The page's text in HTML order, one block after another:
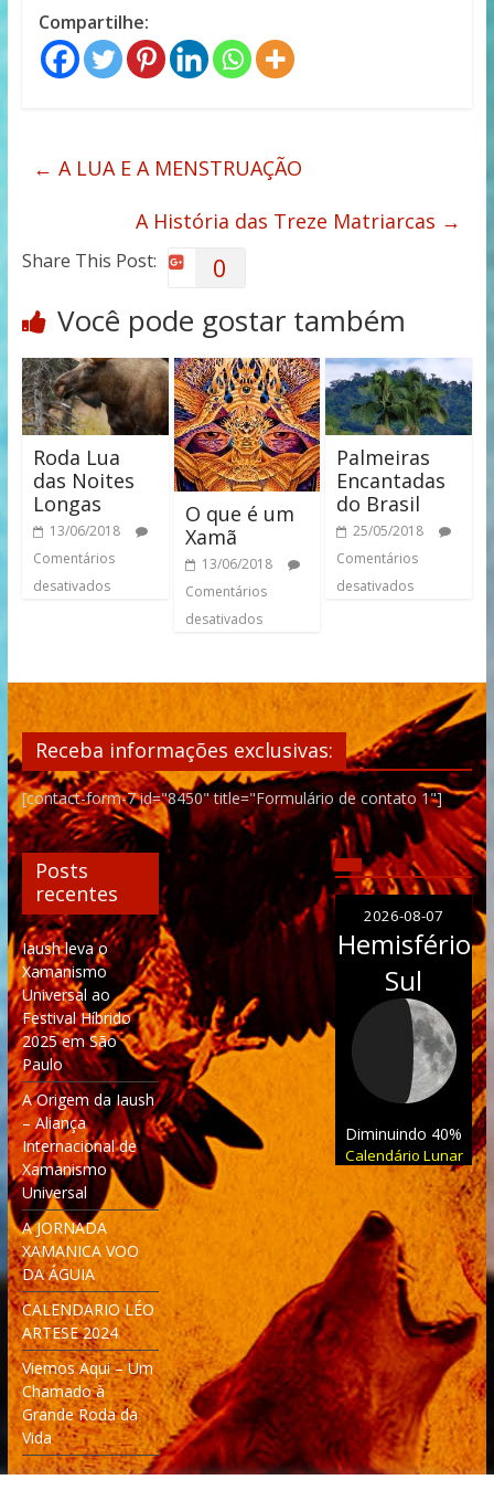
Compartilhe:
← A LUA E A MENSTRUAÇÃO
A História das Treze Matriarcas →
Share This Post: 0
Você pode gostar também
Roda Lua
das Noites
Longas
13/06/2018
Comentários
desativados
O que é um
Xamã
13/06/2018
Comentários
desativados
Palmeiras
Encantadas
do Brasil
25/05/2018
Comentários
desativados
Receba informações exclusivas:
[contact-form-7 id="8450" title="Formulário de contato 1"]
Posts
recentes
Iaush leva o
Xamanismo
Universal ao
Festival Híbrido
2025 em São
Paulo
A Origem da Iaush
– Aliança
Internacional de
Xamanismo
Universal
A JORNADA
XAMANICA VOO
DA ÁGUIA
CALENDARIO LÉO
ARTESE 2024
Viemos Aqui – Um
Chamado à
Grande Roda da
Vida
2026-08-07
Hemisfério
Sul
Diminuindo 40%
Calendário Lunar